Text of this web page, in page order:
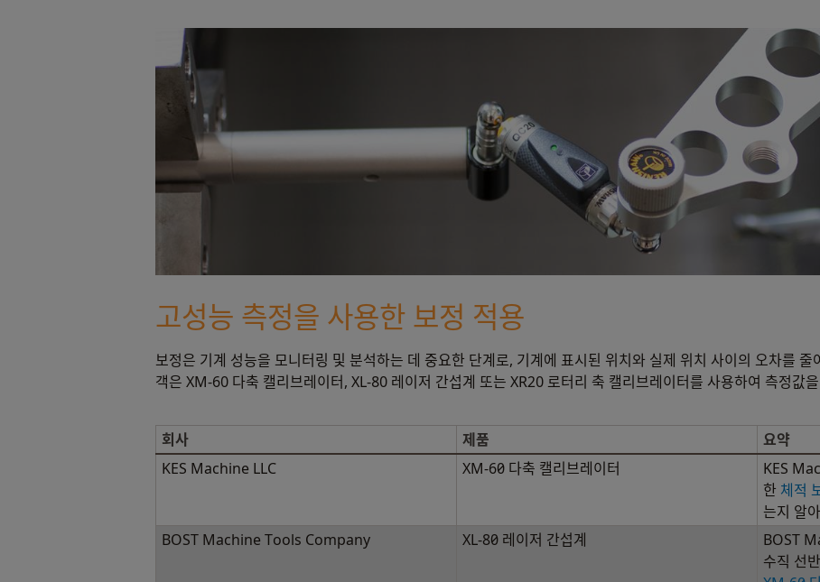
고성능 측정을 사용한 보정 적용
보정은 기계 성능을 모니터링 및 분석하는 데 중요한 단계로, 기계에 표시된 위치와 실제 위치 사이의 오차를
객은 XM-60 다축 캘리브레이터, XL-80 레이저 간섭계 또는 XR20 로터리 축 캘리브레이터를 사용하여 측정값
회사 제품
요약
KES Machine LLC
XM-60 다축 캘리브레이터
KES
한 체적
는지 알
BOST Machine Tools Company
XL-80 레이저 간섭계
BOST
수직 선